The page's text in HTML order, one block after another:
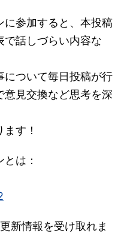
に参加すると、本投稿
で話しづらい内容な
について毎日投稿が行
意見交換など思考を深
す！
は：
新情報を受け取れま